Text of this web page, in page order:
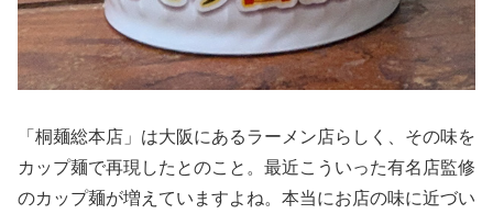
「桐麺総本店」は大阪にあるラーメン店らしく、その味を
カップ麺で再現したとのこと。最近こういった有名店監修
のカップ麺が増えていますよね。本当にお店の味に近づい